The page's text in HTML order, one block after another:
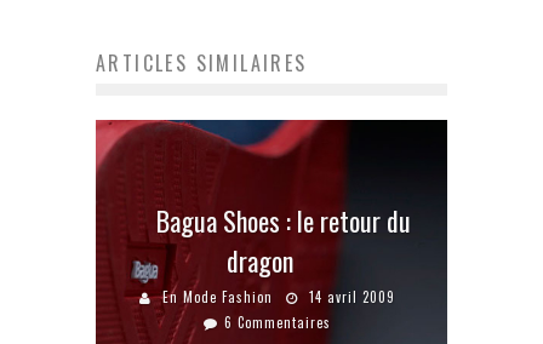
ARTICLES SIMILAIRES
Bagua Shoes : le retour du
dragon
En Mode Fashion
14 avril 2009
6 Commentaires